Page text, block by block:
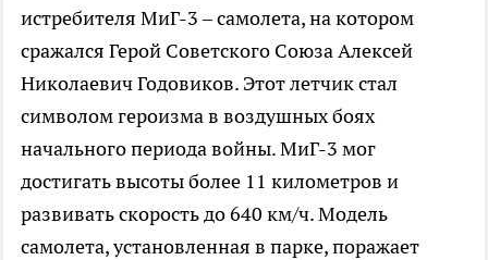
истребителя МиГ-3 – самолета, на котором
сражался Герой Советского Союза Алексей
Николаевич Годовиков. Этот летчик стал
символом героизма в воздушных боях
начального периода войны. МиГ-3 мог
достигать высоты более 11 километров и
развивать скорость до 640 км/ч. Модель
самолета, установленная в парке, поражает